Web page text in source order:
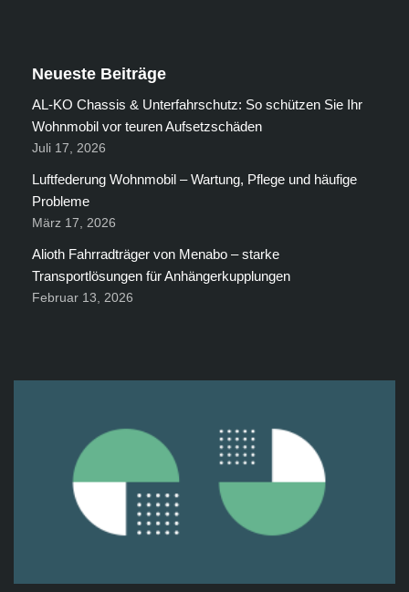
Neueste Beiträge
AL-KO Chassis & Unterfahrschutz: So schützen Sie Ihr
Wohnmobil vor teuren Aufsetzschäden
Juli 17, 2026
Luftfederung Wohnmobil – Wartung, Pflege und häufige
Probleme
März 17, 2026
Alioth Fahrradträger von Menabo – starke
Transportlösungen für Anhängerkupplungen
Februar 13, 2026